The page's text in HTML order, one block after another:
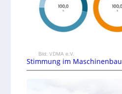
Bild: VDMA e.V.
Stimmung im Maschinenbau